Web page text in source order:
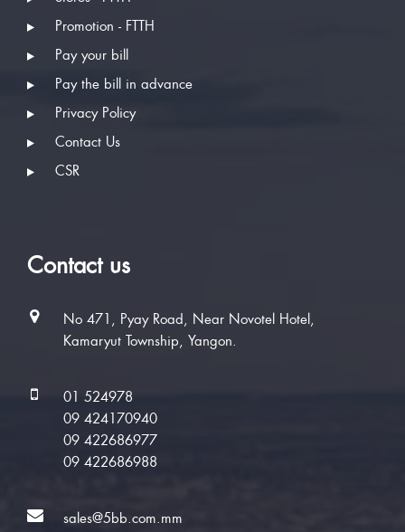
Promotion - FTTH
Pay your bill
Pay the bill in advance
Privacy Policy
Contact Us
CSR
Contact us
No 471, Pyay Road, Near Novotel Hotel,
Kamaryut Township, Yangon.
01 524978
09 424170940
09 422686977
09 422686988
sales@5bb.com.mm